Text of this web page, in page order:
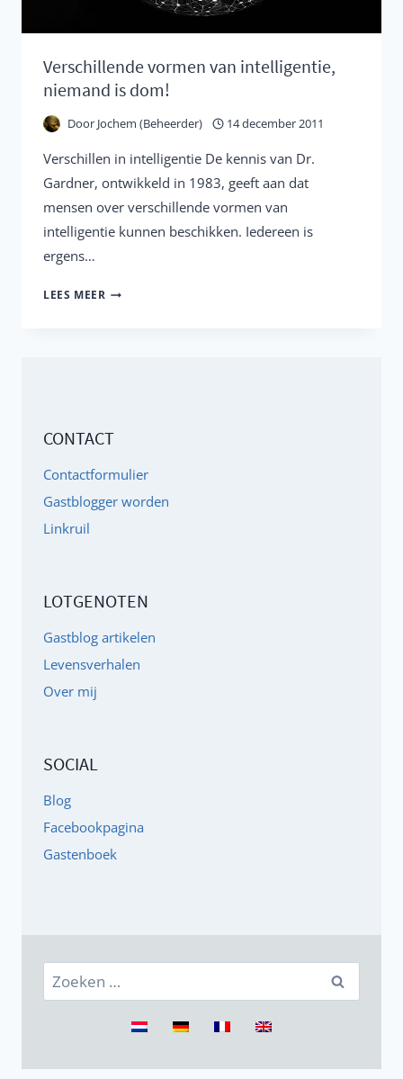
Verschillende vormen van intelligentie,
niemand is dom!
Door Jochem (Beheerder) 14 december 2011
Verschillen in intelligentie De kennis van Dr.
Gardner, ontwikkeld in 1983, geeft aan dat
mensen over verschillende vormen van
intelligentie kunnen beschikken. Iedereen is
ergens…
LEES MEER VERSCHILLENDE
DOM!
CONTACT
Contactformulier
Gastblogger worden
Linkruil
LOTGENOTEN
Gastblog artikelen
Levensverhalen
Over mij
SOCIAL
Blog
Facebookpagina
Gastenboek
Zoeken
naar: